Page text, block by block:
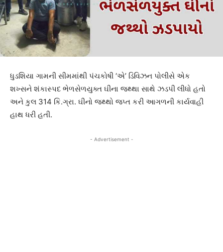
ધુડશિયા ગામની સીમમાંથી પંચકોષી ‘એ’ ડિવિઝન પોલીસે એક
શખ્સને શંકાસ્પદ ભેળસેળયુક્ત ઘીના જથ્થા સાથે ઝડપી લીધો હતો
અને કુલ 314 કિ.ગ્રા. ઘીનો જથ્થો જપ્ત કરી આગળની કાર્યવાહી
હાથ ધરી હતી.
- Advertisement -